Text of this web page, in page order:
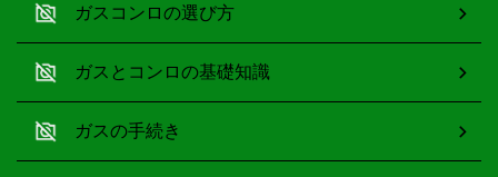
ガスコンロの選び方
ガスとコンロの基礎知識
ガスの手続き